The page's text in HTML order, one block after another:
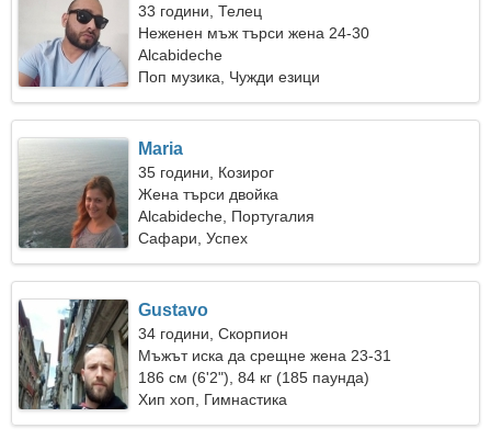
33 години, Телец
Неженен мъж търси жена 24-30
Alcabideche
Поп музика, Чужди езици
Maria
35 години, Козирог
Жена търси двойка
Alcabideche, Португалия
Сафари, Успех
Gustavo
34 години, Скорпион
Мъжът иска да срещне жена 23-31
186 см (6'2"), 84 кг (185 паунда)
Хип хоп, Гимнастика